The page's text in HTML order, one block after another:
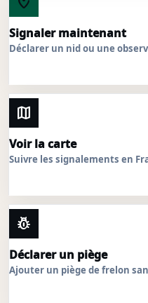
Signaler maintenant
Déclarer un nid ou une
map
Voir la carte
Suivre les signalements en
pest_control
Déclarer un piège
Ajouter un piège de frelon